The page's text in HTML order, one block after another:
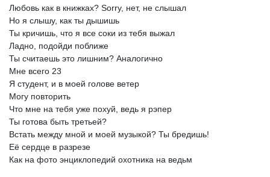
Любовь как в книжках? Sorry, нет, не слышал
Но я слышу, как ты дышишь
Ты кричишь, что я все соки из тебя выжал
Ладно, подойди поближе
Ты считаешь это лишним? Аналогично
Мне всего 23
Я студент, и в моей голове ветер
Могу повторить
Что мне на тебя уже похуй, ведь я рэпер
Ты готова быть третьей?
Встать между мной и моей музыкой? Ты бредишь!
Её сердце в разрезе
Как на фото энциклопедий охотника на ведьм